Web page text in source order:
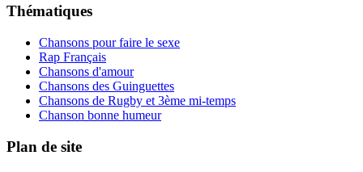
Thématiques
Chansons pour faire le sexe
Rap Français
Chansons d'amour
Chansons des Guinguettes
Chansons de Rugby et 3ème mi-temps
Chanson bonne humeur
Plan de site